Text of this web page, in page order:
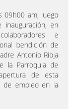
09h00 am, luego
en
e
bendición de
Antonio Rioja
la Parroquia de
de esta
de empleo en la